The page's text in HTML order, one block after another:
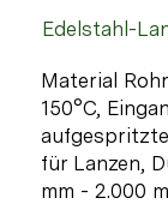
Material
150°C,
für Lanzen,
mm - 2.000
Edelstahl-